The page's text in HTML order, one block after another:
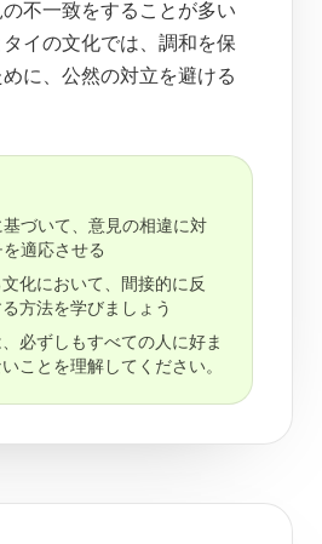
不一致をすることが多い
イの文化では、調和を保
に、公然の対立を避ける
づいて、意見の相違に対
適応させる
化において、間接的に反
方法を学びましょう
必ずしもすべての人に好ま
ことを理解してください。